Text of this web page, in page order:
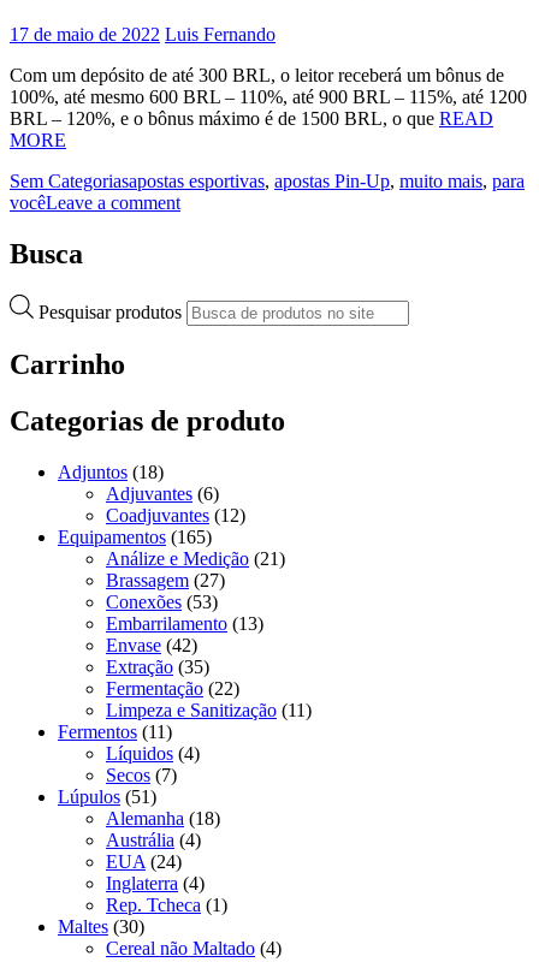
17 de maio de 2022 Luis Fernando
Com um depósito de até 300 BRL, o leitor receberá um bônus de
100%, até mesmo 600 BRL – 110%, até 900 BRL – 115%, até 1200
BRL – 120%, e o bônus máximo é de 1500 BRL, o que READ
MORE
Sem Categoriasapostas esportivas, apostas Pin-Up, muito mais, para
vocêLeave a comment
Busca
Pesquisar produtos
Carrinho
Categorias de produto
Adjuntos (18)
Adjuvantes (6)
Coadjuvantes (12)
Equipamentos (165)
Análize e Medição (21)
Brassagem (27)
Conexões (53)
Embarrilamento (13)
Envase (42)
Extração (35)
Fermentação (22)
Limpeza e Sanitização (11)
Fermentos (11)
Líquidos (4)
Secos (7)
Lúpulos (51)
Alemanha (18)
Austrália (4)
EUA (24)
Inglaterra (4)
Rep. Tcheca (1)
Maltes (30)
Cereal não Maltado (4)